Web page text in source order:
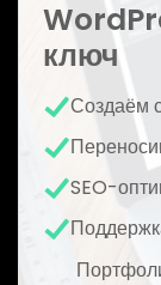
о
н
к
а
м
ключ
Создаём
SEO-